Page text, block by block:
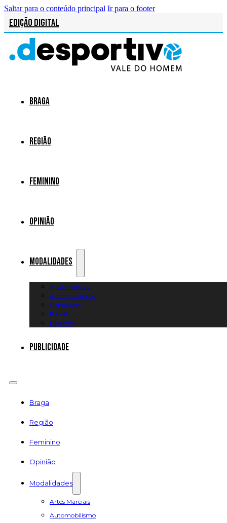
Saltar para o conteúdo principal Ir para o footer
Edição Digital
Braga
Região
Feminino
Opinião
Modalidades
Artes Marciais
Automobilismo
Canoagem
Futsal
Diversos
Publicidade
Braga
Região
Feminino
Opinião
Modalidades
Artes Marciais
Automobilismo